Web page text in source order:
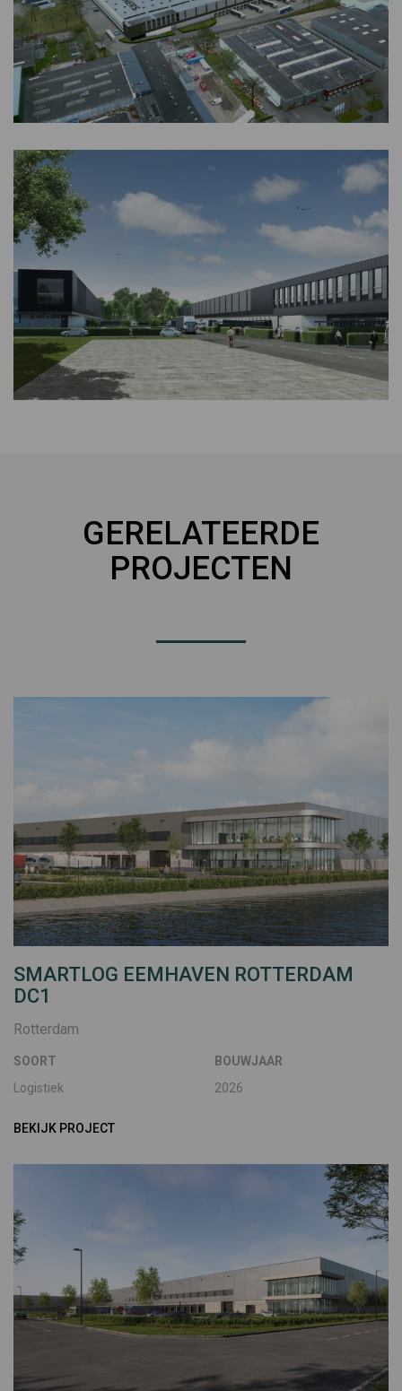
GERELATEERDE
PROJECTEN
SMARTLOG EEMHAVEN ROTTERDAM
DC1
Rotterdam
SOORT
Logistiek
BOUWJAAR
2026
BEKIJK PROJECT